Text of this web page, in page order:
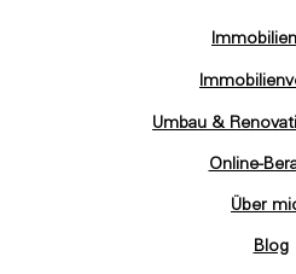
Umbau &
Online-
Über
Blog